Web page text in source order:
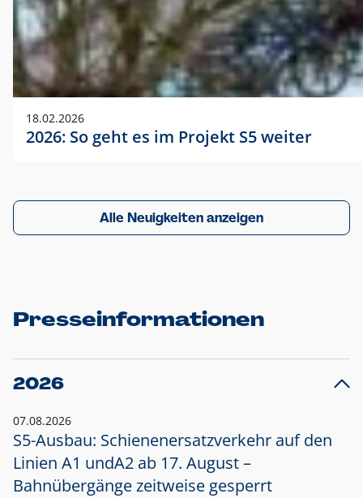
18.02.2026
2026: So geht es im Projekt S5 weiter
Alle Neuigkeiten anzeigen
Presseinformationen
2026
07.08.2026
S5-Ausbau: Schienenersatzverkehr auf den
Linien A1 undA2 ab 17. August –
Bahnübergänge zeitweise gesperrt